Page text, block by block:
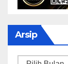
Arsip
Arsip